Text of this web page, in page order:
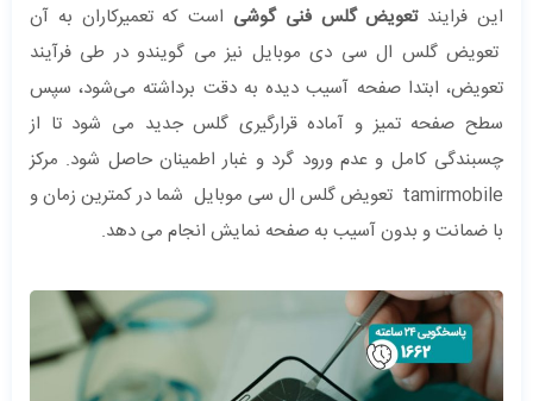
این فرایندتعویض گلس فنی گوشی است که تعمیرکاران به آن
تعویض گلس ال سی دی موبایل نیز می گویندو در طی فرآیند
تعویض، ابتدا صفحه آسیب ‌دیده به‌ دقت برداشته می‌شود، سپس
سطح صفحه تمیز و آماده قرارگیری گلس جدید می ‌شود تا از
چسبندگی کامل و عدم ورود گرد و غبار اطمینان حاصل شود. مرکز
tamirmobile تعویض گلس ال سی موبایل شما در کمترین زمان و
با ضمانت و بدون آسیب به صفحه نمایش انجام می دهد.